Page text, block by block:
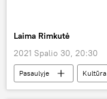
Laima Rimkutė
2021 Spalio 30, 20:30
Pasaulyje Kultūra
filmas